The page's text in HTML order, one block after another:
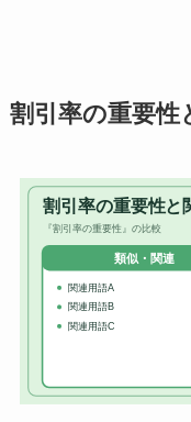
割引率の重要性